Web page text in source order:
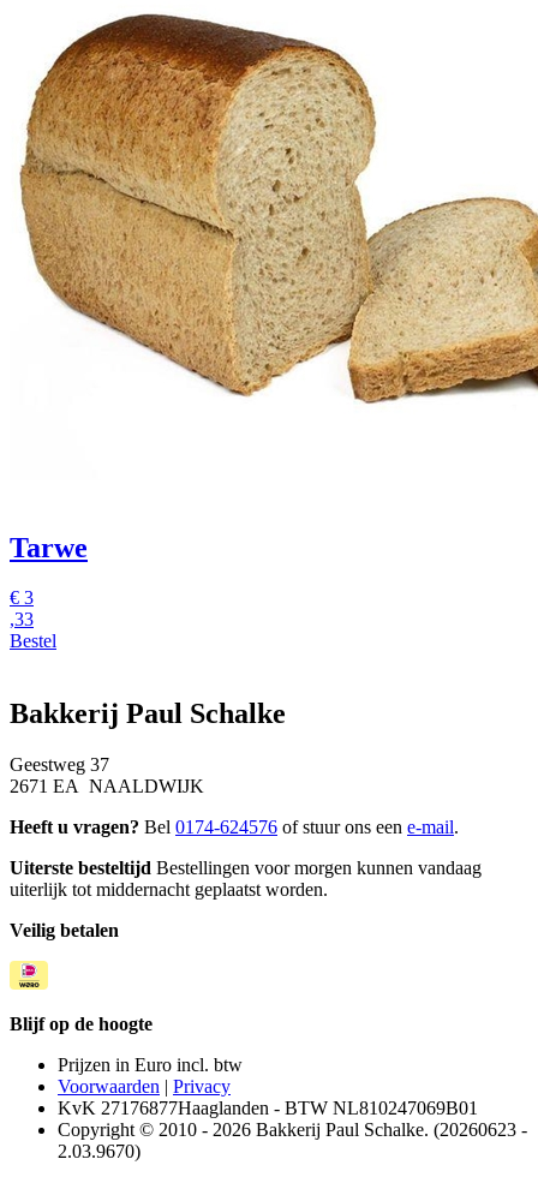
Tarwe
€ 3
,33
Bestel
Bakkerij Paul Schalke
Geestweg 37
2671 EA NAALDWIJK
Heeft u vragen? Bel 0174-624576 of stuur ons een e-mail.
Uiterste besteltijd Bestellingen voor morgen kunnen vandaag
uiterlijk tot middernacht geplaatst worden.
Veilig betalen
Blijf op de hoogte
Prijzen in Euro incl. btw
Voorwaarden | Privacy
KvK 27176877Haaglanden - BTW NL810247069B01
Copyright © 2010 - 2026 Bakkerij Paul Schalke. (20260623 -
2.03.9670)